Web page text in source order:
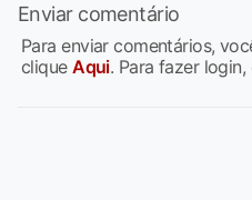
Enviar comentário
Para enviar comentários,
cliqueAqui. Para fazer login,